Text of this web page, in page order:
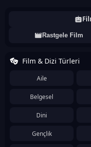
Rastgele Film
Film & Dizi Türleri
Aile
Belgesel
Dini
Gençlik